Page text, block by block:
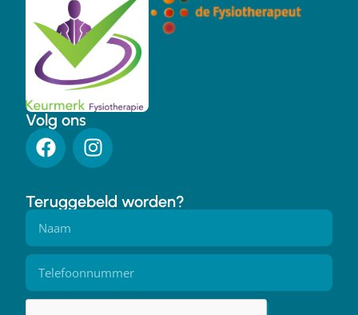
Volg ons
Teruggebeld worden?